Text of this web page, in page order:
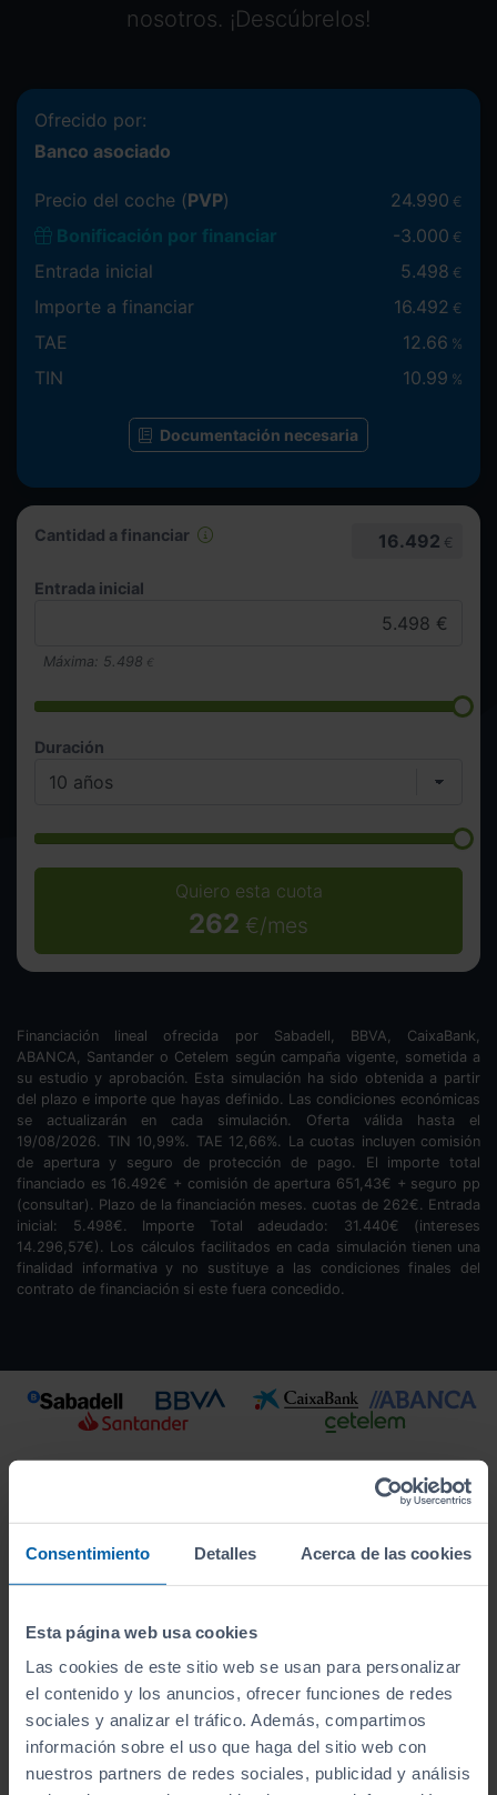
Consentimiento Detalles Acerca de las cookies
Esta página web usa cookies
Las cookies de este sitio web se usan para personalizar
el contenido y los anuncios, ofrecer funciones de redes
sociales y analizar el tráfico. Además, compartimos
información sobre el uso que haga del sitio web con
nuestros partners de redes sociales, publicidad y análisis
nosotros. ¡Descúbrelos!
Cantidad a financiar 16.492 €
Entrada inicial
Máxima: 5.498 €
Duración
Quiero esta cuota
262 €/mes
Ofrecido por:
Banco asociado
Precio del coche (PVP) 24.990 €
Bonificación por financiar -3.000 €
Entrada inicial 5.498 €
Importe a financiar 16.492 €
TAE 12.66 %
TIN 10.99 %
Documentación necesaria
Financiación lineal ofrecida por Sabadell, BBVA, CaixaBank,
ABANCA, Santander o Cetelem según campaña vigente, sometida a
su estudio y aprobación. Esta simulación ha sido obtenida a partir
del plazo e importe que hayas definido. Las condiciones económicas
se actualizarán en cada simulación. Oferta válida hasta el
19/08/2026. TIN 10,99%. TAE 12,66%. La cuotas incluyen comisión
de apertura y seguro de protección de pago. El importe total
financiado es 16.492€ + comisión de apertura 651,43€ + seguro pp
(consultar). Plazo de la financiación meses. cuotas de 262€. Entrada
inicial: 5.498€. Importe Total adeudado: 31.440€ (intereses
14.296,57€). Los cálculos facilitados en cada simulación tienen una
finalidad informativa y no sustituye a las condiciones finales del
contrato de financiación si este fuera concedido.
Este vehículo se encuentra en:
Vepersa Vigo